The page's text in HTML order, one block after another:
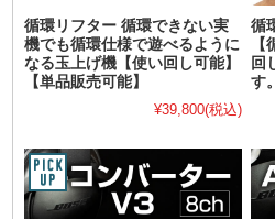
循環リフター 循環できない実
機でも循環仕様で遊べるように
なる玉上げ機【使い回し可能】
【単品販売可能】
¥39,800(税込)
循
回
す